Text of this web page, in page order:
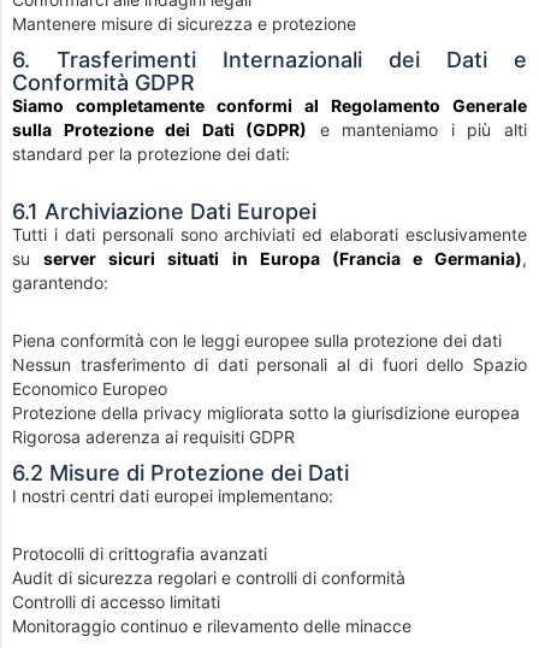
Mantenere misure di sicurezza e protezione
6. Trasferimenti Internazionali dei Dati e
Conformità GDPR
Siamo completamente conformi al Regolamento Generale
sulla Protezione dei Dati (GDPR) e manteniamo i più alti
standard per la protezione dei dati:
6.1 Archiviazione Dati Europei
Tutti i dati personali sono archiviati ed elaborati esclusivamente
suserver sicuri situati in Europa (Francia e Germania),
garantendo:
Piena conformità con le leggi europee sulla protezione dei dati
Nessun trasferimento di dati personali al di fuori dello Spazio
Economico Europeo
Protezione della privacy migliorata sotto la giurisdizione europea
Rigorosa aderenza ai requisiti GDPR
6.2 Misure di Protezione dei Dati
I nostri centri dati europei implementano:
Protocolli di crittografia avanzati
Audit di sicurezza regolari e controlli di conformità
Controlli di accesso limitati
Monitoraggio continuo e rilevamento delle minacce